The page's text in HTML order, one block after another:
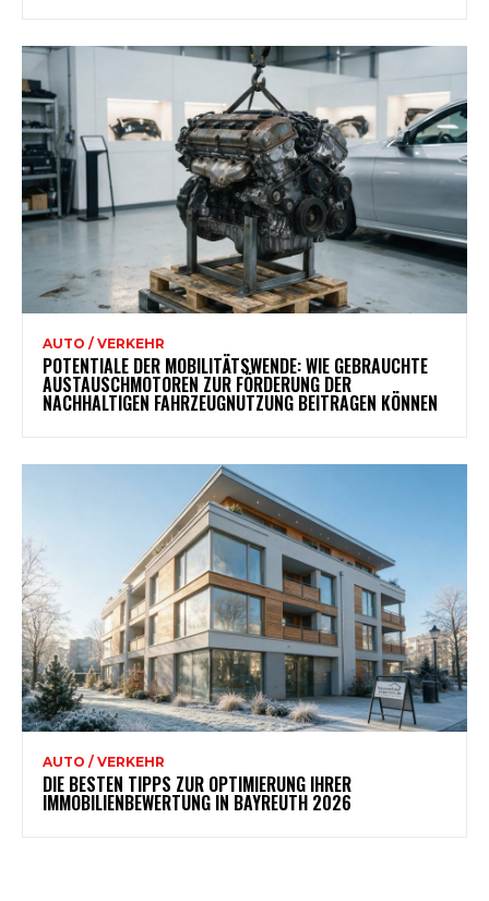
AUTO / VERKEHR
POTENTIALE DER MOBILITÄTSWENDE: WIE GEBRAUCHTE
AUSTAUSCHMOTOREN ZUR FÖRDERUNG DER
NACHHALTIGEN FAHRZEUGNUTZUNG BEITRAGEN KÖNNEN
AUTO / VERKEHR
DIE BESTEN TIPPS ZUR OPTIMIERUNG IHRER
IMMOBILIENBEWERTUNG IN BAYREUTH 2026